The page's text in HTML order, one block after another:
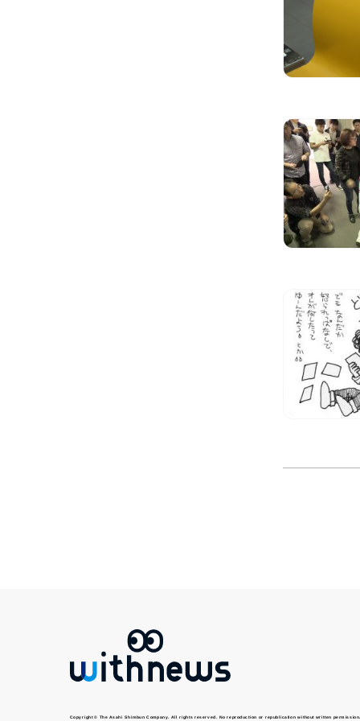
Copyright © The Asahi Shimbun Company. All rights reserved. No reproduction or republication without written